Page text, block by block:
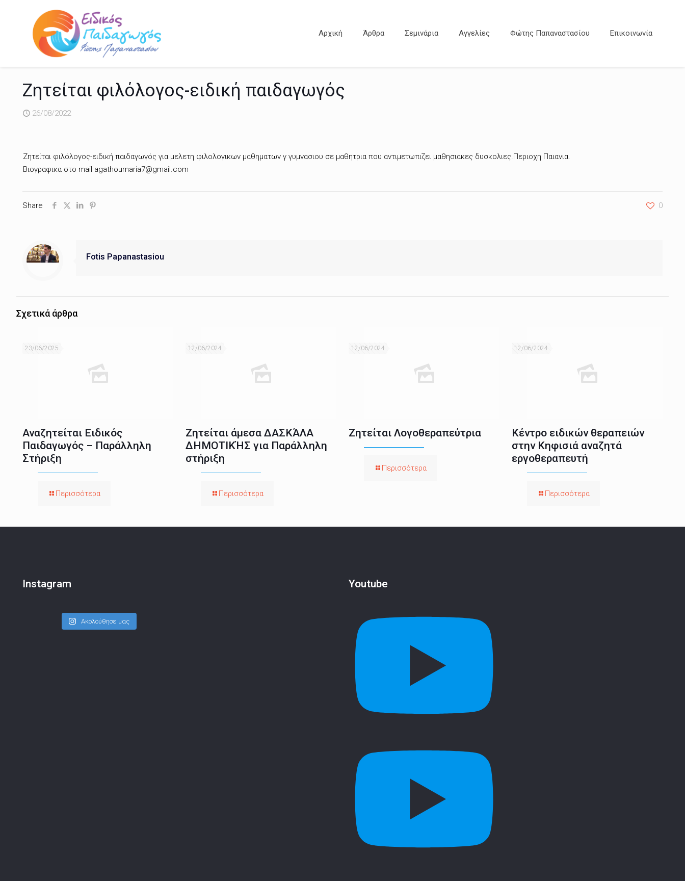
Αρχική Άρθρα Σεμινάρια Αγγελίες Φώτης Παπαναστασίου Επικοινωνία
Ζητείται φιλόλογος-ειδική παιδαγωγός
26/08/2022
Ζητείται φιλόλογος-ειδική παιδαγωγός για μελετη φιλολογικων μαθηματων γ γυμνασιου σε μαθητρια που αντιμετωπιζει μαθησιακες δυσκολιες.Περιοχη Παιανια.
Βιογραφικα στο mail agathoumaria7@gmail.com
Share 0
Fotis Papanastasiou
Σχετικά άρθρα
23/06/2025
Αναζητείται Ειδικός
Παιδαγωγός – Παράλληλη
Στήριξη
Περισσότερα
12/06/2024
Ζητείται άμεσα ΔΑΣΚΆΛΑ
ΔΗΜΟΤΙΚΉΣ για Παράλληλη
στήριξη
Περισσότερα
12/06/2024
Ζητείται Λογοθεραπεύτρια
Περισσότερα
12/06/2024
Κέντρο ειδικών θεραπειών
στην Κηφισιά αναζητά
εργοθεραπευτή
Περισσότερα
Instagram
Ακολούθησε μας
Youtube